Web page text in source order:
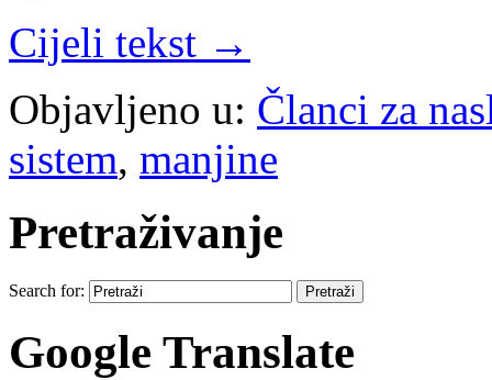
Cijeli tekst →
Objavljeno u: Članci za
sistem, manjine
Pretraživanje
Search for:
Google Translate